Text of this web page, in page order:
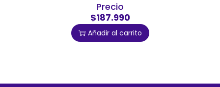
Precio
$187.990
Añadir al carrito